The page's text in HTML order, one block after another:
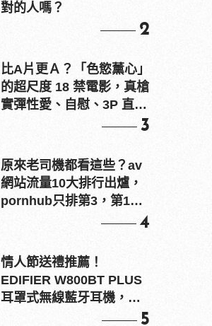
對的人嗎？
2
比A片更Ａ？「色慾薰心」
的超尺度 18 禁電影，真槍
實彈性愛、自慰、3P 直接
3
原來老司機都看這些？av
網站流量10大排行出爐，
pornhub只排第3，第1名
4
情人節送禮推薦！
EDIFIER W800BT PLUS
耳罩式無線藍牙耳機，在
5